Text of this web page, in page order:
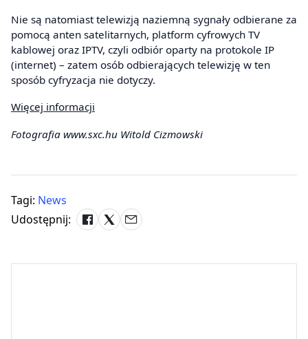
Nie są natomiast telewizją naziemną sygnały odbierane za
pomocą anten satelitarnych, platform cyfrowych TV
kablowej oraz IPTV, czyli odbiór oparty na protokole IP
(internet) – zatem osób odbierających telewizję w ten
sposób cyfryzacja nie dotyczy.
Więcej informacji
Fotografia www.sxc.hu Witold Cizmowski
Tagi: News
Udostępnij: